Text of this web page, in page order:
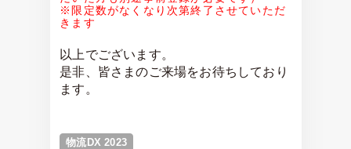
※限定数がなくなり次第終了させていただ
きます
以上でございます。
是非、皆さまのご来場をお待ちしており
ます。
物流DX 2023